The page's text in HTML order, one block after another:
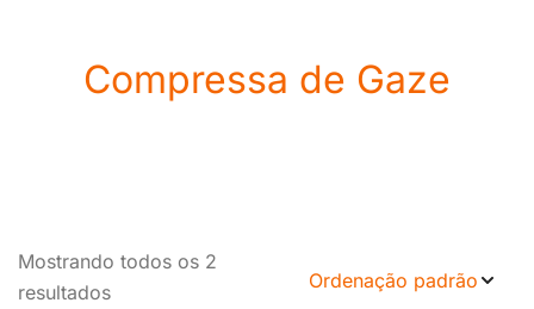
Compressa de Gaze
Mostrando todos os 2
resultados